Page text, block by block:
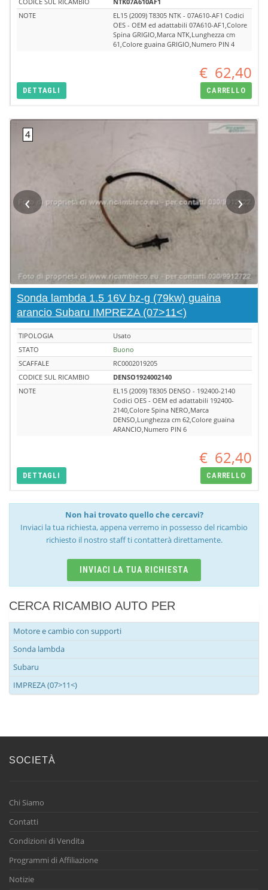
NOTE
EL15 (2009) T8305 NTK - 07A610-AF1 Codici
OES - OEM ed adattabili 07A610-AF1,Colore
Spina GRIGIO,Marca NTK,Lunghezza cm
61,Colore guaina GRIGIO,Numero PIN 4
€ 62,40
DETTAGLI CARRELLO
‹ ›
Sonda lambda 1.5 16V bz-g (79kw) guaina
arancio Subaru IMPREZA (07>11<)
TIPOLOGIA
Usato
STATO
Buono
SCAFFALE
RC0002019205
CODICE SUL RICAMBIO
DENSO1924002140
NOTE
EL15 (2009) T8305 DENSO - 192400-2140
Codici OES - OEM ed adattabili 192400-
2140,Colore Spina NERO,Marca
DENSO,Lunghezza cm 62,Colore guaina
ARANCIO,Numero PIN 6
€ 62,40
DETTAGLI CARRELLO
Non hai trovato quello che cercavi?
Inviaci la tua richiesta, appena verremo in possesso del ricambio
richiesto il nostro staff ti contatterà direttamente.
INVIACI LA TUA RICHIESTA
CERCA RICAMBIO AUTO PER
Motore e cambio con supporti
Sonda lambda
Subaru
IMPREZA (07>11<)
SOCIETÀ
Chi Siamo
Contatti
Condizioni di Vendita
Programmi di Affiliazione
Notizie